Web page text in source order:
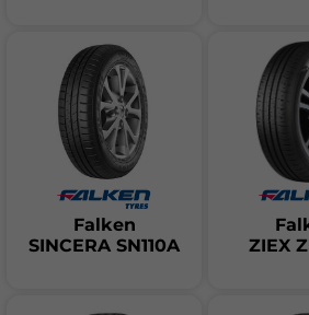
продуктите EUROALL SEASON
употреба през всички сезони.
Falken
SINCERA SN110A
ZIEX